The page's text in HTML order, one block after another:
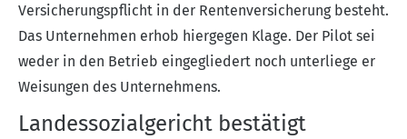
Versicherungspflicht in der Rentenversicherung besteht.
Das Unternehmen erhob hiergegen Klage. Der Pilot sei
weder in den Betrieb eingegliedert noch unterliege er
Weisungen des Unternehmens.
Landessozialgericht bestätigt